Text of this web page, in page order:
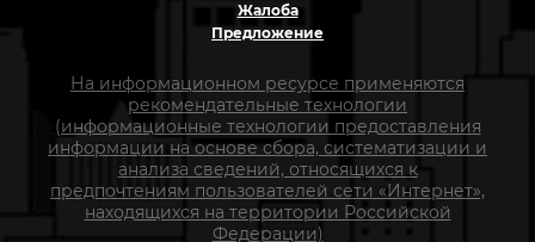
Жалоба
Предложение
На информационном ресурсе применяются
рекомендательные технологии
(информационные технологии предоставления
информации на основе сбора, систематизации и
анализа сведений, относящихся к
предпочтениям пользователей сети «Интернет»,
находящихся на территории Российской
Федерации)